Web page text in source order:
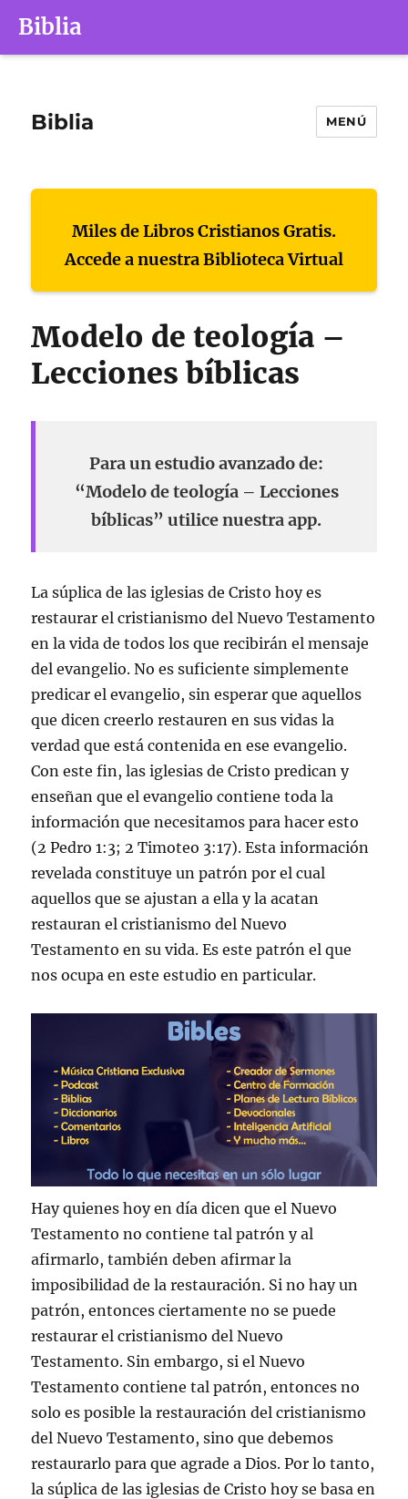
Biblia
Biblia MENÚ
Miles de Libros Cristianos Gratis.
Accede a nuestra Biblioteca Virtual
Modelo de teología –
Lecciones bíblicas
Para un estudio avanzado de:
“Modelo de teología – Lecciones
bíblicas” utilice nuestra app.
La súplica de las iglesias de Cristo hoy es
restaurar el cristianismo del Nuevo Testamento
en la vida de todos los que recibirán el mensaje
del evangelio. No es suficiente simplemente
predicar el evangelio, sin esperar que aquellos
que dicen creerlo restauren en sus vidas la
verdad que está contenida en ese evangelio.
Con este fin, las iglesias de Cristo predican y
enseñan que el evangelio contiene toda la
información que necesitamos para hacer esto
(2 Pedro 1:3; 2 Timoteo 3:17). Esta información
revelada constituye un patrón por el cual
aquellos que se ajustan a ella y la acatan
restauran el cristianismo del Nuevo
Testamento en su vida. Es este patrón el que
nos ocupa en este estudio en particular.
Hay quienes hoy en día dicen que el Nuevo
Testamento no contiene tal patrón y al
afirmarlo, también deben afirmar la
imposibilidad de la restauración. Si no hay un
patrón, entonces ciertamente no se puede
restaurar el cristianismo del Nuevo
Testamento. Sin embargo, si el Nuevo
Testamento contiene tal patrón, entonces no
solo es posible la restauración del cristianismo
del Nuevo Testamento, sino que debemos
restaurarlo para que agrade a Dios. Por lo tanto,
la súplica de las iglesias de Cristo hoy se basa en